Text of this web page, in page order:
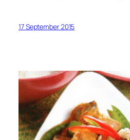
17 September 2015